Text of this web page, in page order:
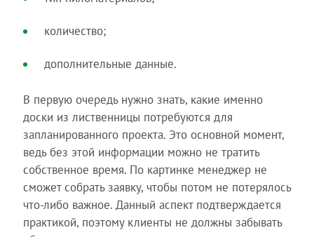
количество;
дополнительные данные.
В первую очередь нужно знать, какие именно
доски из лиственницы потребуются для
запланированного проекта. Это основной момент,
ведь без этой информации можно не тратить
собственное время. По картинке менеджер не
сможет собрать заявку, чтобы потом не потерялось
что-либо важное. Данный аспект подтверждается
практикой, поэтому клиенты не должны забывать